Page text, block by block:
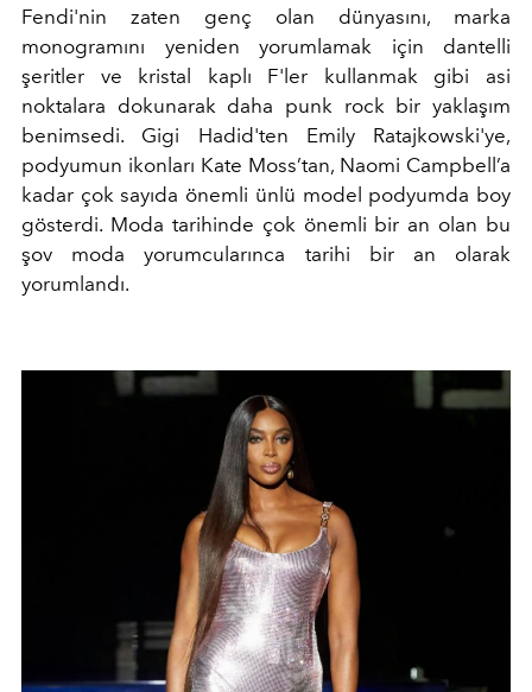
Fendi'nin zaten genç olan dünyasını, marka
monogramını yeniden yorumlamak için dantelli
şeritler ve kristal kaplı F'ler kullanmak gibi asi
noktalara dokunarak daha punk rock bir yaklaşım
benimsedi. Gigi Hadid'ten Emily Ratajkowski'ye,
podyumun ikonları Kate Moss’tan, Naomi Campbell’a
kadar çok sayıda önemli ünlü model podyumda boy
gösterdi. Moda tarihinde çok önemli bir an olan bu
şov moda yorumcularınca tarihi bir an olarak
yorumlandı.